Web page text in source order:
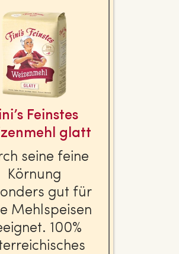
Feinstes
glatt
seine feine
Körnung
gut für
Mehl­spei­sen
100%